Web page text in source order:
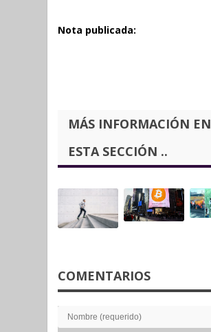
Nota publicada:
MÁS INFORMACIÓN EN
ESTA SECCIÓN ..
COMENTARIOS